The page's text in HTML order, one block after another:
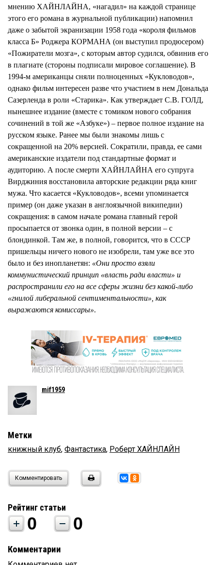
мнению ХАЙНЛАЙНА, «нагадил» на каждой странице
этого его романа в журнальной публикации) напомнил
даже о забытой экранизации 1958 года «короля фильмов
класса Б» Роджера КОРМАНА (он выступил продюсером)
«Пожиратели мозга», с которым автор судился, обвинив его
в плагиате (стороны подписали мировое соглашение). В
1994-м американцы сняли полноценных «Кукловодов»,
однако фильм интересен разве что участием в нем Дональда
Сазерленда в роли «Старика». Как утверждает С.В. ГОЛД,
нынешнее издание (вместе с томиком нового собрания
сочинений в той же «Азбуке») – первое полное издание на
русском языке. Ранее мы были знакомы лишь с
сокращенной на 20% версией. Сократили, правда, ее сами
американские издатели под стандартные формат и
аудиторию. А после смерти ХАЙНЛАЙНА его супруга
Вирджиния восстановила авторские редакции ряда книг
мужа. Что касается «Кукловодов», всеми упоминается
пример (он даже указан в англоязычной википедии)
сокращения: в самом начале романа главный герой
просыпается от звонка один, в полной версии – с
блондинкой. Там же, в полной, говорится, что в СССР
пришельцы ничего нового не изобрели, там уже все это
было и без инопланетян: «Они просто взяли
коммунистический принцип «власть ради власти» и
распространили его на все сферы жизни без какой-либо
«гнилой либеральной сентиментальности», как
выражаются комиссары».
mif1959
Метки
книжный клуб, Фантастика, Роберт ХАЙНЛАЙН
Комментировать
Рейтинг статьи
0 0
Комментарии